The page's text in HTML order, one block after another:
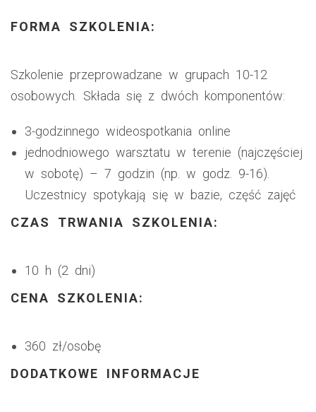
FORMA SZKOLENIA:
Szkolenie przeprowadzane w grupach 10-12
osobowych. Składa się z dwóch komponentów:
3-godzinnego wideospotkania online
jednodniowego warsztatu w terenie (najczęściej
w sobotę) – 7 godzin (np. w godz. 9-16).
Uczestnicy spotykają się w bazie, część zajęć
CZAS TRWANIA SZKOLENIA:
10 h (2 dni)
CENA SZKOLENIA:
360 zł/osobę
DODATKOWE INFORMACJE